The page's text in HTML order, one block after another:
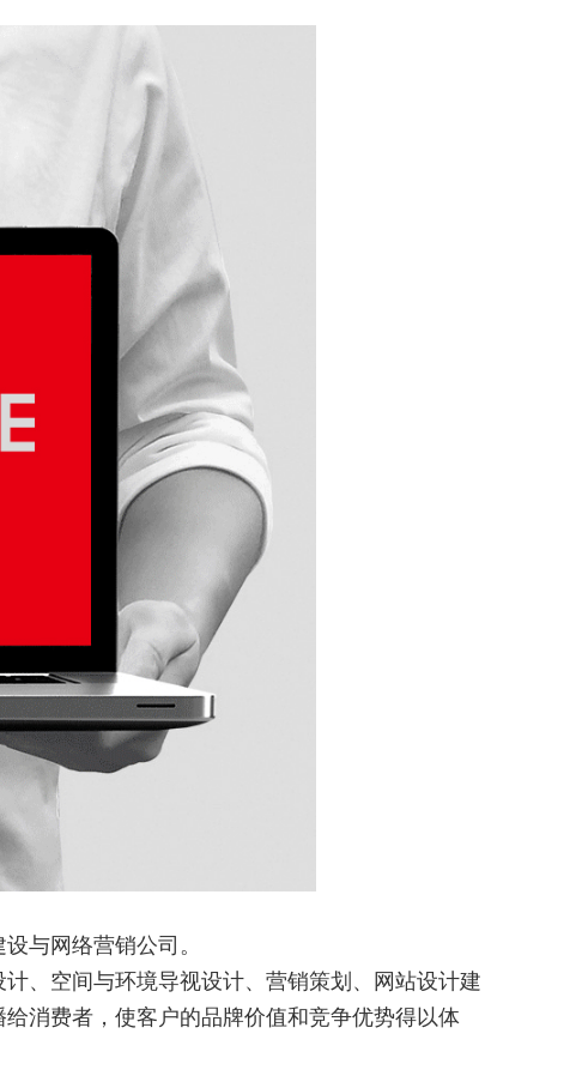
与网络营销公司。
、空间与环境导视设计、营销策划、网站设计建
消费者，使客户的品牌价值和竞争优势得以体